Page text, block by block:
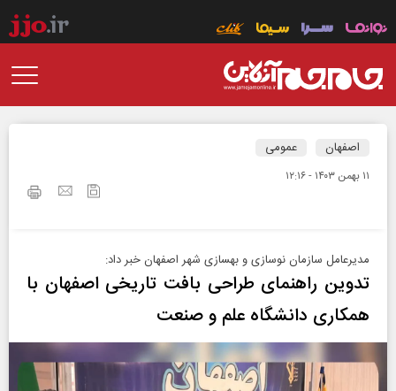
اصفهان عمومی
۱۱ بهمن ۱۴۰۳ - ۱۲:۱۶
مدیرعامل سازمان نوسازی و بهسازی شهر اصفهان خبر داد:
تدوین راهنمای طراحی بافت تاریخی اصفهان با
همکاری دانشگاه علم و صنعت